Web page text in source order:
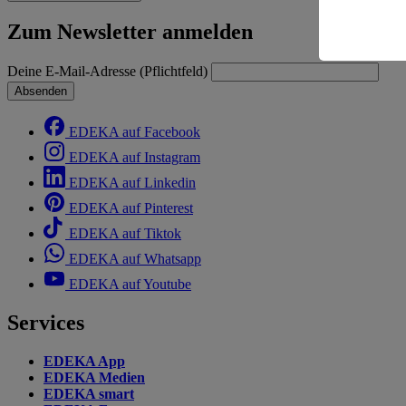
Zum Newsletter anmelden
Deine E-Mail-Adresse (Pflichtfeld)
Absenden
EDEKA auf Facebook
EDEKA auf Instagram
EDEKA auf Linkedin
EDEKA auf Pinterest
EDEKA auf Tiktok
EDEKA auf Whatsapp
EDEKA auf Youtube
Services
EDEKA App
EDEKA Medien
EDEKA smart